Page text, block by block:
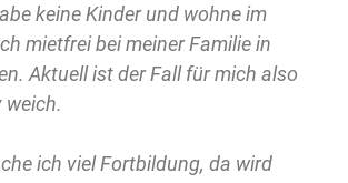
keine Kinder und wohne im
mietfrei bei meiner Familie in
Aktuell ist der Fall für mich also
weich.
ich viel Fortbildung, da wird